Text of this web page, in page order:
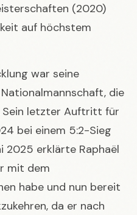
(2020)
auf höchstem
war seine
die
Sein letzter Auftritt für
bei einem 5:2-Sieg
2025 erklärte Raphaël
mit dem
habe und nun bereit
da er nach